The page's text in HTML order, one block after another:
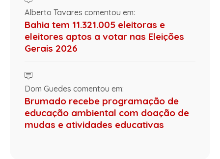
Alberto Tavares comentou em:
Bahia tem 11.321.005 eleitoras e
eleitores aptos a votar nas Eleições
Gerais 2026
Dom Guedes comentou em:
Brumado recebe programação de
educação ambiental com doação de
mudas e atividades educativas